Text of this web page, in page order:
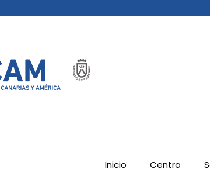
Inicio Centro